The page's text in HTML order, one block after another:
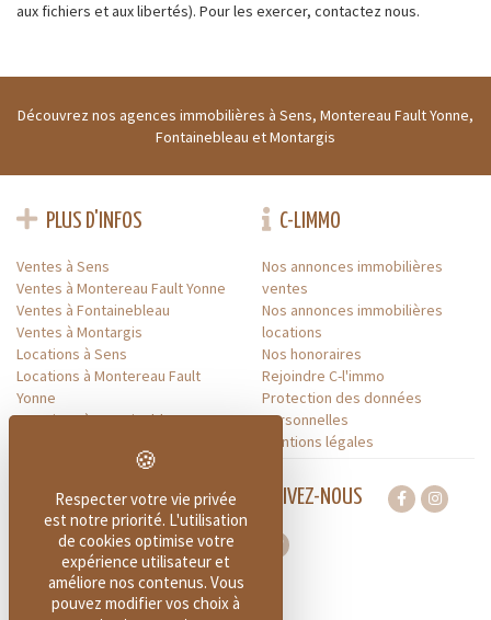
aux fichiers et aux libertés). Pour les exercer, contactez nous.
Découvrez nos agences immobilières à Sens, Montereau Fault Yonne,
Fontainebleau et Montargis
PLUS D'INFOS
Ventes à Sens
Ventes à Montereau Fault Yonne
Ventes à Fontainebleau
Ventes à Montargis
Locations à Sens
Locations à Montereau Fault
Yonne
Locations à Fontainebleau
C-LIMMO
Nos annonces immobilières
ventes
Nos annonces immobilières
locations
Nos honoraires
Rejoindre C-l'immo
Protection des données
personnelles
Mentions légales
SUIVEZ-NOUS
À PROPOS DE C-L'IMMO
Respecter votre vie privée
est notre priorité. L'utilisation
de cookies optimise votre
expérience utilisateur et
améliore nos contenus. Vous
pouvez modifier vos choix à